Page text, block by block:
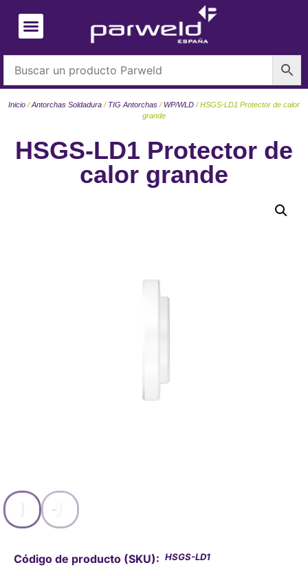
HSGS-LD1 Protector de
calor grande
Inicio /Antorchas Soldadura / TIG Antorchas / WP/WLD / HSGS-LD1 Protector de calor
grande
Código de producto (SKU): HSGS-LD1